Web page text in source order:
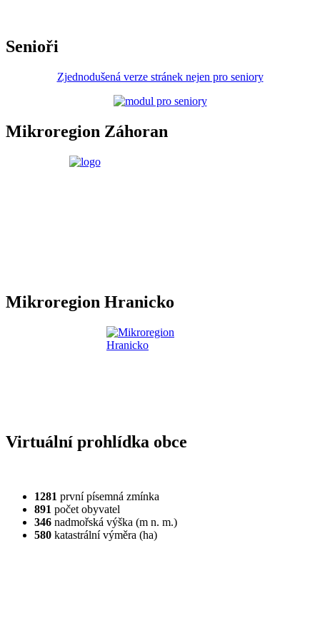
Senioři
Zjednodušená verze stránek nejen pro seniory
Mikroregion Záhoran
Mikroregion Hranicko
Virtuální prohlídka obce
1281 první písemná zmínka
891 počet obyvatel
346 nadmořská výška (m n. m.)
580 katastrální výměra (ha)